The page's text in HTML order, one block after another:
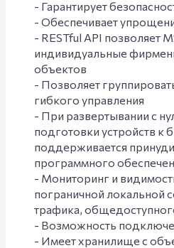
- Гарантирует
- Обеспечивает
- RESTful API позволяет
индивидуальные
объектов
- Позволяет
гибкого управления
- При развертывании с
подготовки устройств к
поддерживается
программного
- Мониторинг и
пограничной локальной
трафика,
- Возможность
- Имеет хранилище с